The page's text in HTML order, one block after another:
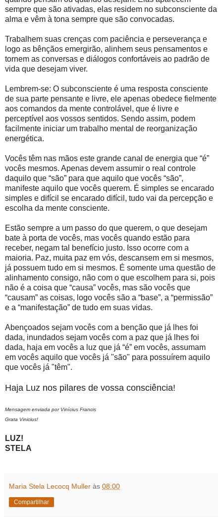
sempre que são ativadas, elas residem no subconsciente da
alma e vêm à tona sempre que são convocadas.
Trabalhem suas crenças com paciência e perseverança e
logo as bênçãos emergirão, alinhem seus pensamentos e
tornem as conversas e diálogos confortáveis ao padrão de
vida que desejam viver.
Lembrem-se: O subconsciente é uma resposta consciente
de sua parte pensante e livre, ele apenas obedece fielmente
aos comandos da mente controlável, que é livre e
perceptível aos vossos sentidos. Sendo assim, podem
facilmente iniciar um trabalho mental de reorganização
energética.
Vocês têm nas mãos este grande canal de energia que “é”
vocês mesmos. Apenas devem assumir o real controle
daquilo que “são” para que aquilo que vocês “são”,
manifeste aquilo que vocês querem. É simples se encarado
simples e difícil se encarado difícil, tudo vai da percepção e
escolha da mente consciente.
Estão sempre a um passo do que querem, o que desejam
bate à porta de vocês, mas vocês quando estão para
receber, negam tal benefício justo. Isso ocorre com a
maioria. Paz, muita paz em vós, descansem em si mesmos,
já possuem tudo em si mesmos. É somente uma questão de
alinhamento consigo, não com o que escolhem para si, pois
não é a coisa que “causa” vocês, mas são vocês que
“causam” as coisas, logo vocês são a “base”, a “permissão”
e a “manifestação” de tudo em suas vidas.
Abençoados sejam vocês com a benção que já lhes foi
dada, inundados sejam vocês com a paz que já lhes foi
dada, haja em vocês a luz que já “é” em vocês, assumam
em vocês aquilo que vocês já "são" para possuírem aquilo
que vocês já "têm".
Haja Luz nos pilares de vossa consciência!
Mensagem enviada por Vinícius Francis
Grata Vinicius!
LUZ!
STELA
Maria Stela Lecocq Muller às 08:00
Compartilhar